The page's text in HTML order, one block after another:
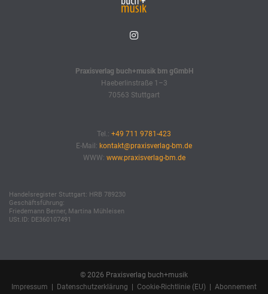
Praxisverlag buch+musik bm gGmbH
Haeberlinstraße 1–3
70563 Stuttgart
Tel.: +49 711 9781-423
E-Mail: kontakt@praxisverlag-bm.de
WWW: www.praxisverlag-bm.de
Handelsregister Stuttgart: HRB 789230
Geschäftsführung:
Friedemann Berner, Martina Mühleisen
USt.ID: DE360107491
© 2026 Praxisverlag buch+musik
Impressum
Datenschutzerklärung Cookie-Richtlinie (EU) Abonnement